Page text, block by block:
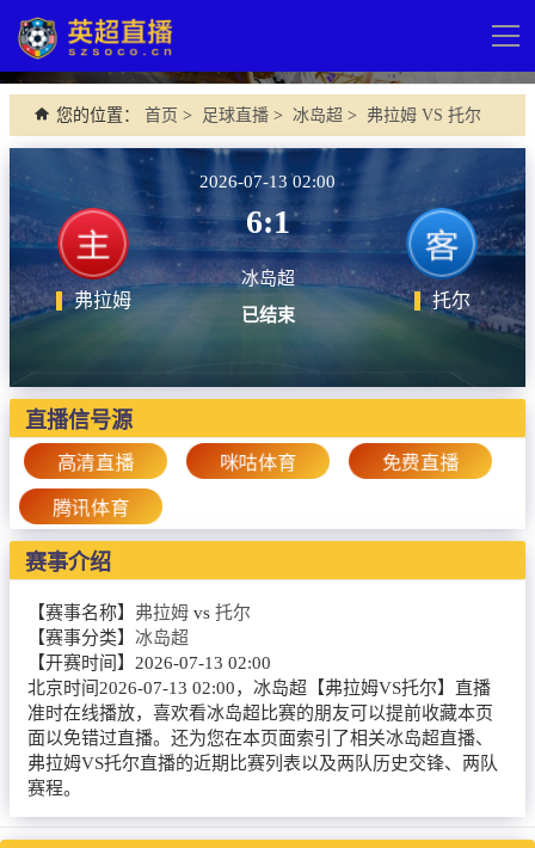
导
网站首页
足球直播
德甲
西甲
意甲
欧冠杯
中超
篮球直播
NBA
CBA
英超录像
英超资讯
体育词条
您的位置： 首页 > 足球直播 > 冰岛超 > 弗拉姆 VS 托尔
弗拉姆
2026-07-13 02:00
6:1
冰岛超
已结束
托尔
直播信号源
高清直播 咪咕体育 免费直播
腾讯体育
赛事介绍
【赛事名称】 弗拉姆 vs 托尔
【赛事分类】 冰岛超
【开赛时间】 2026-07-13 02:00
北京时间2026-07-13 02:00，冰岛超【弗拉姆VS托尔】直播
准时在线播放，喜欢看冰岛超比赛的朋友可以提前收藏本页
面以免错过直播。还为您在本页面索引了相关冰岛超直播、
弗拉姆VS托尔直播的近期比赛列表以及两队历史交锋、两队
赛程。